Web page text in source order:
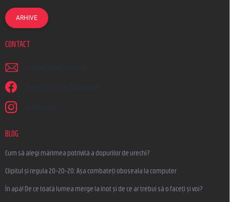
ARHIVE
CONTACT
scrieti @ earplugs.ro
Suntem și pe Facebook!
earplugs.ro
BLOG
Cum să alegi mărimea potrivită a dopurilor de urechi?
Clipitul și regula 20-20-20: Așa combateți oboseala la computer
În apă! De ce toată lumea merge la înot și de ce ar trebui să o faceți și voi?